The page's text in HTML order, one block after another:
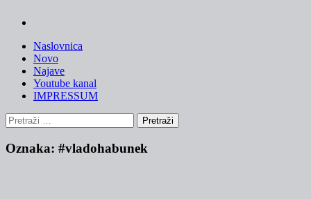
Naslovnica
Novo
Najave
Youtube kanal
IMPRESSUM
Pretraži:
Oznaka: #vladohabunek